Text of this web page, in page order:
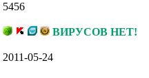
5456
ВИРУСОВ НЕТ!
2011-05-24